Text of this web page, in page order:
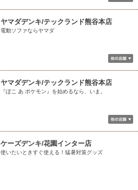
ヤマダデンキ/テックランド熊谷本店
電動ソファならヤマダ
ヤマダデンキ/テックランド熊谷本店
『ぽこ あ ポケモン』を始めるなら、いま。
ケーズデンキ/花園インター店
使いたいときすぐ使える！猛暑対策グッズ